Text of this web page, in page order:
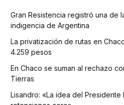
Gran Resistencia registró una de
indigencia de Argentina
La privatización de rutas en
4.259 pesos
En Chaco se suman al rechazo
Tierras
Lisandro: «La idea del Presidente